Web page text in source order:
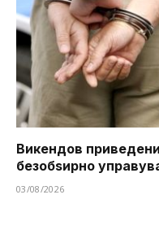
Викендов
безобѕирно
03/08/2026